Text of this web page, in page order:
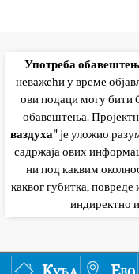
Употреба
неважећи у време
ови подаци могу бити
обавештења.
ваздуха"је уложио
садржаја ових
ни под каквим
каквог губитка,
индиректно